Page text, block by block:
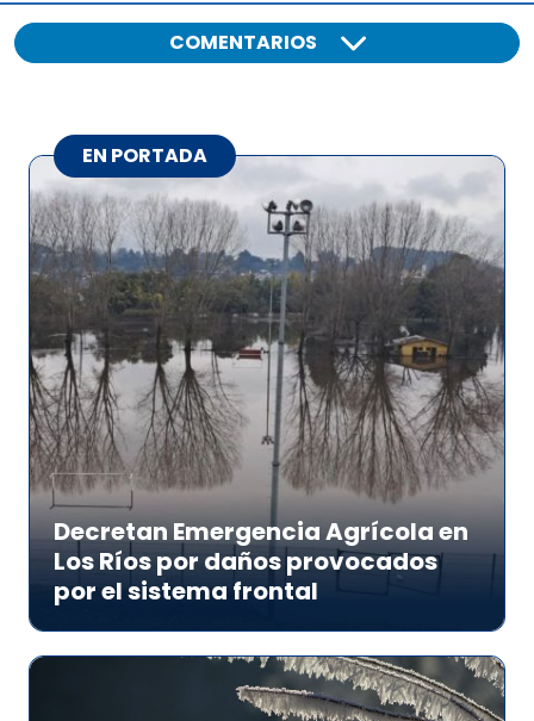
COMENTARIOS
EN PORTADA
Decretan Emergencia Agrícola en
Los Ríos por daños provocados
por el sistema frontal